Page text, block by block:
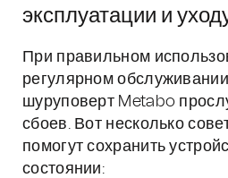
эксплуатации и
При правильном
регулярном
шуруповерт Metabo
сбоев. Вот несколько
помогут сохранить
состоянии: